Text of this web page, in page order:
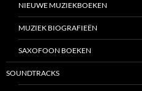
NIEUWE MUZIEKBOEKEN
MUZIEK BIOGRAFIEËN
SAXOFOON BOEKEN
SOUNDTRACKS